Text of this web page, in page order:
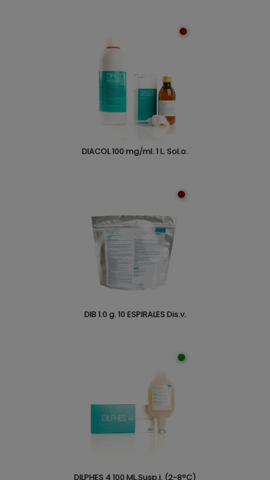
DIACOL 100 mg/ml. 1 L. Sol.o.
DIB 1.0 g. 10 ESPIRALES Dis.v.
DILPHES 4 100 ML.Susp.i. (2-8°C)